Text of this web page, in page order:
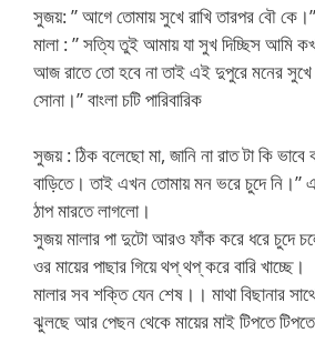
সুজয়: ” আগে তোমায় সুখে রাখি তারপর বৌ কে।”
মালা : ” সত্যি তুই আমায় যা সুখ দিচ্ছিস আমি
আজ রাতে তো হবে না তাই এই দুপুরে মনের সুখে
সোনা।” বাংলা চটি পারিবারিক
সুজয় : ঠিক বলেছো মা, জানি না রাত টা কি ভাবে
বাড়িতে। তাই এখন তোমায় মন ভরে চুদে
ঠাপ মারতে লাগলো।
সুজয় মালার পা দুটো আরও ফাঁক করে ধরে চুদে
ওর মায়ের পাছার গিয়ে থপ্ থপ্ করে বারি খাচ্ছে।
মালার সব শক্তি যেন শেষ।। মাথা বিছানার
ঝুলছে আর পেছন থেকে মায়ের মাই টিপতে